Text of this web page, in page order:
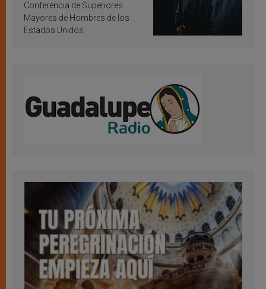
Conferencia de Superiores
Mayores de Hombres de los
Estados Unidos